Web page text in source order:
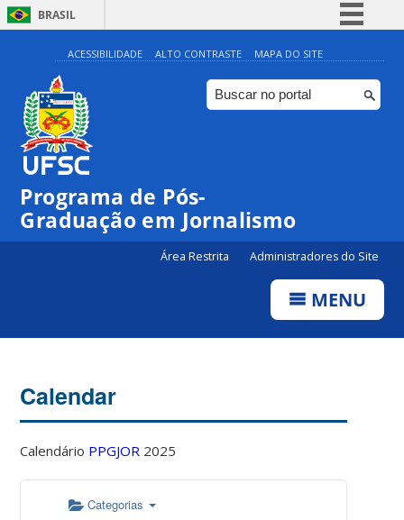
BRASIL
Simplifique!
Comunica BR
Participe
ACESSIBILIDADE ALTO CONTRASTE MAPA DO SITE
Programa de Pós-
Graduação em Jornalismo
Área Restrita Administradores do Site
MENU
Calendar
Calendário PPGJOR 2025
Categorias